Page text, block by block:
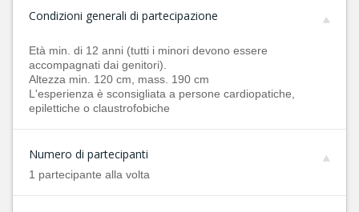
Condizioni generali di partecipazione
Età min. di 12 anni (tutti i minori devono essere
accompagnati dai genitori).
Altezza min. 120 cm, mass. 190 cm
L'esperienza è sconsigliata a persone cardiopatiche,
epilettiche o claustrofobiche
Numero di partecipanti
1 partecipante alla volta